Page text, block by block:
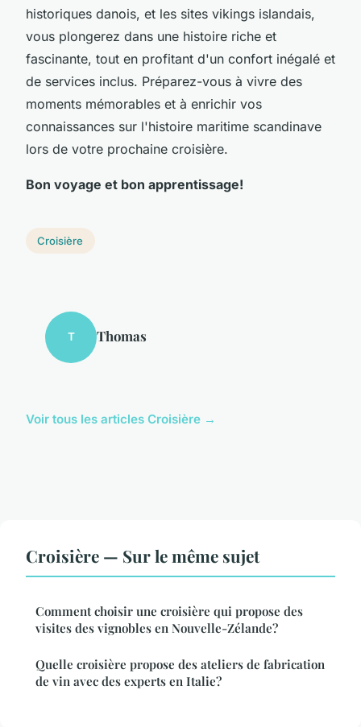
historiques danois, et les sites vikings islandais,
vous plongerez dans une histoire riche et
fascinante, tout en profitant d'un confort inégalé et
de services inclus. Préparez-vous à vivre des
moments mémorables et à enrichir vos
connaissances sur l'histoire maritime scandinave
lors de votre prochaine croisière.
Bon voyage et bon apprentissage!
Croisière
T Thomas
Voir tous les articles Croisière →
Croisière — Sur le même sujet
Comment choisir une croisière qui propose des
visites des vignobles en Nouvelle-Zélande?
Quelle croisière propose des ateliers de fabrication
de vin avec des experts en Italie?